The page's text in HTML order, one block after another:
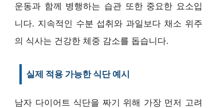
운동과 함께 병행하는 습관 또한 중요한 요소입
니다. 지속적인 수분 섭취와 과일보다 채소 위주
의 식사는 건강한 체중 감소를 돕습니다.
실제 적용 가능한 식단 예시
남자 다이어트 식단을 짜기 위해 가장 먼저 고려